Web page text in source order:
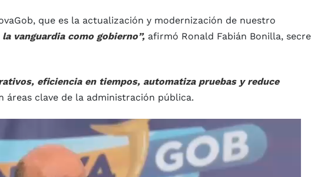
que es la actualización y modernización de nuestro
vanguardia como gobierno”, afirmó Ronald Fabián Bonilla,
eficiencia en tiempos, automatiza pruebas y reduce
áreas clave de la administración pública.